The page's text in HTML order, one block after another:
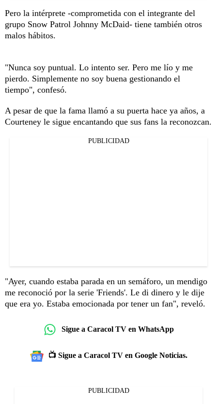
Pero la intérprete -comprometida con el integrante del
grupo Snow Patrol Johnny McDaid- tiene también otros
malos hábitos.
"Nunca soy puntual. Lo intento ser. Pero me lío y me
pierdo. Simplemente no soy buena gestionando el
tiempo", confesó.
A pesar de que la fama llamó a su puerta hace ya años, a
Courteney le sigue encantando que sus fans la reconozcan.
PUBLICIDAD
"Ayer, cuando estaba parada en un semáforo, un mendigo
me reconoció por la serie 'Friends'. Le di dinero y le dije
que era yo. Estaba emocionada por tener un fan", reveló.
Sigue a Caracol TV en WhatsApp
📺 Sigue a Caracol TV en Google Noticias.
PUBLICIDAD